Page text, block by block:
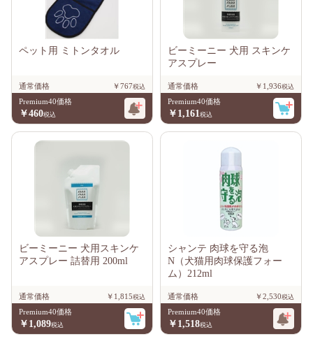
ペット用 ミトンタオル
通常価格
￥767
Premium40価格
￥460
ビーミーニー 犬用 スキンケ
アスプレー
通常価格
￥1,936
Premium40価格
￥1,161
ビーミーニー 犬用スキンケ
アスプレー 詰替用 200ml
通常価格
￥1,815
Premium40価格
￥1,089
シャンテ 肉球を守る泡
N（犬猫用肉球保護フォー
ム）212ml
通常価格
￥2,530
Premium40価格
￥1,518